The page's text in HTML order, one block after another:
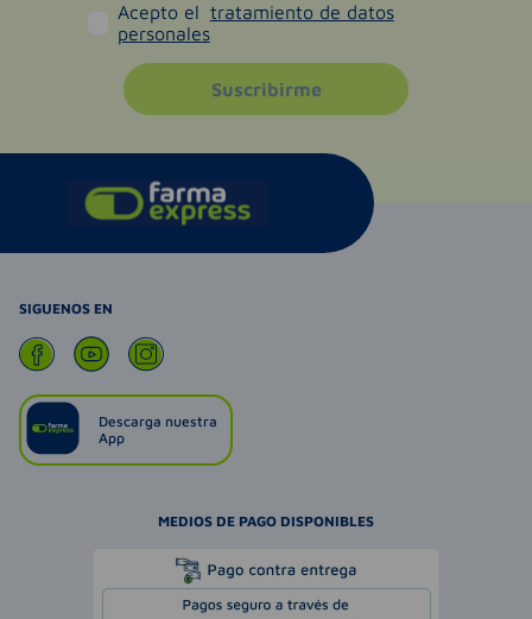
Acepto el tratamiento de datos
personales
Suscribirme
SIGUENOS EN
Descarga nuestra
App
MEDIOS DE PAGO DISPONIBLES